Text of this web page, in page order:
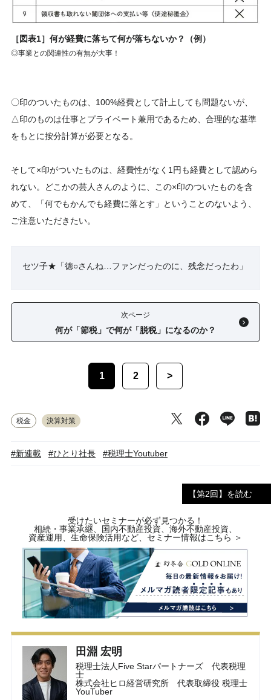
［図表1］何が経費に落ちて何が落ちないか？（例）
◎事業との関連性の有無が大事！
〇印のついたものは、100%経費として計上しても問題ないが、
△印のものは仕事とプライベート兼用であるため、合理的な基準
をもとに按分計算が必要となる。
そして×印がついたものは、経費性がなく1円も経費として認めら
れない。どこかの芸人さんのように、この×印のついたものを含
めて、「何でもかんでも経費に落とす」ということのないよう、
ご注意いただきたい。
セツ子★「徳○さんね…ファンだったのに、残念だったわ」
次ページ
何が「節税」で何が「脱税」になるのか？
1 2 >
税金 決算対策
#新連載 #ひとり社長 #税理士Youtuber
【第2回】を読む
受けたいセミナーが必ず見つかる！
相続・事業承継、国内不動産投資、海外不動産投資、
資産運用、生命保険活用など、セミナー情報はこちら ＞
田淵 宏明
税理士法人Five Starパートナーズ 代表税理
士
株式会社ヒロ経営研究所 代表取締役 税理士
YouTuber